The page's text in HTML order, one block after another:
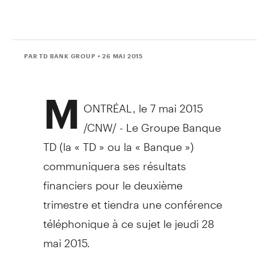
PAR TD BANK GROUP • 26 MAI 2015
M ONTRÉAL, le 7 mai 2015
/CNW/ -Le Groupe Banque
TD(la « TD » ou la « Banque »)
communiquera ses résultats
financiers pour le deuxième
trimestre et tiendra une conférence
téléphonique à ce sujet le jeudi 28
mai 2015.